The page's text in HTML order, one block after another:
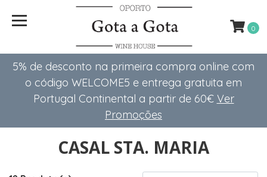
5% de desconto na primeira compra online com
o código WELCOME5 e entrega gratuita em
Portugal Continental a partir de 60€ Ver
Promoções
0
CASAL STA. MARIA